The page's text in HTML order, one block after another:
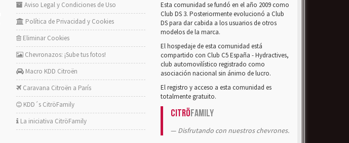
Aviso Legal y Condiciones de Uso
Política de Privacidad y Cookies
Eliminar Cookies
Chevronazos: ¡Sube tus fotos!
Macro KDD Citroën
Caravana Citroën a París
KDD´s CitröFamily
La iniciativa CitröFamily
Esta comunidad se fundó en el año 2009 como
Club DS 3. Posteriormente evolucionó a Club
DS para dar cabida a los usuarios de otros
modelos de la marca.
El hospedaje de esta comunidad está
compartido con Club C5 España - Hydractives,
club automovilístico registrado como
asociación nacional sin ánimo de lucro.
El registro y acceso a esta comunidad es
totalmente gratuito.
CitröFamily
Disfrutando con nuestros chevrones.